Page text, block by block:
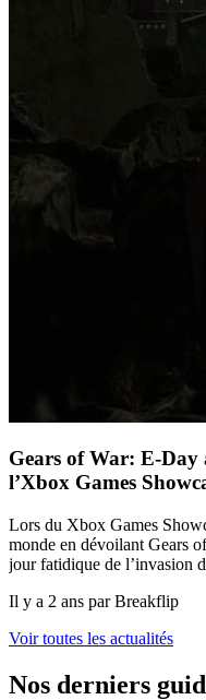
Gears of War: E-
l’Xbox Games
Lors du Xbox Games
monde en dévoilant Gears
jour fatidique de l’invasion
Il y a 2 ans par Breakflip
Voir toutes les actualités
Nos derniers